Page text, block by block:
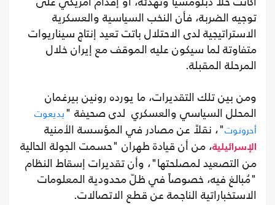
توجيه الضربة، فأن النخب السياسية والعسكرية
الاستراتيجية لدى الاحتلال باتت تعيد إنتاج سيناريوات
متفاوتة لما سيكون عليه الموقف مع إيران خلال
المرحلة المقبلة.
ومن بين تلك التقديرات، ما يورده رونين بيرغمان
المحلل السياسي والعسكري لدى صحيفة "يديعوت
أحرونوت"، نقلاً عن مصادر في المؤسسة الأمنية
الإسرائيلية، من أن قيادة طهران "حسمت الجولة الحالية
من التصعيد لمصلحتها"، وأن تقديرات إسقاط النظام
"مُبالغ فيه، خصوصاً في ظلّ محدودية المعلومات
الاستخباراتية الناجمة عن قطع الاتصالات.